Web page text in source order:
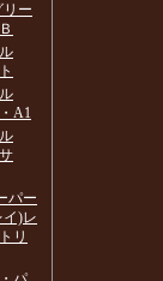
ー
A1
パー
)レ
リ